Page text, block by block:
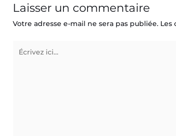
Laisser un commentaire
Votre adresse e-mail ne sera pas publiée. Les
Écrivez